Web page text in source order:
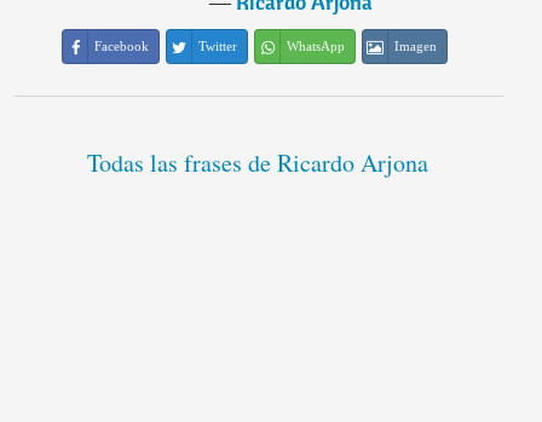
Facebook Twitter WhatsApp Imagen
Todas las frases de Ricardo Arjona